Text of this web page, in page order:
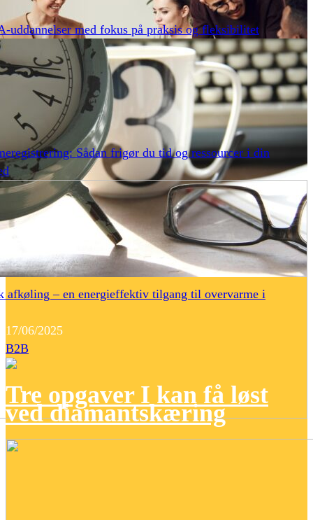
uddannelser med fokus på praksis og fleksibilitet
Sådan frigør du tid og ressourcer i din
afkøling – en energieffektiv tilgang til overvarme i
17/06/2025
B2B
Tre opgaver I kan få løst
ved diamantskæring